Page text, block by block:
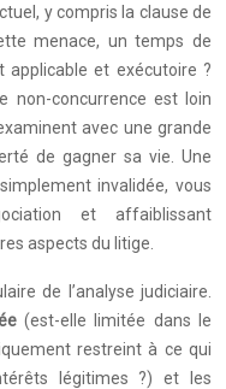
y compris la clause de
menace, un temps de
applicable et exécutoire ?
non-concurrence est loin
avec une grande
de gagner sa vie. Une
invalidée, vous
et affaiblissant
aspects du litige.
de l’analyse judiciaire.
(est-elle limitée dans le
restreint à ce qui
légitimes ?) et les